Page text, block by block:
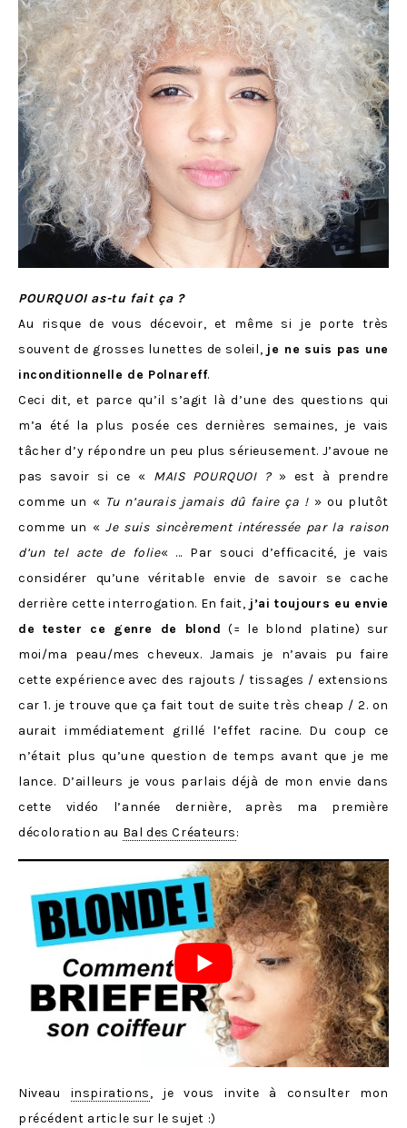
POURQUOI as-tu fait ça ?
Au risque de vous décevoir, et même si je porte très
souvent de grosses lunettes de soleil, je ne suis pas une
inconditionnelle de Polnareff.
Ceci dit, et parce qu’il s’agit là d’une des questions qui
m’a été la plus posée ces dernières semaines, je vais
tâcher d’y répondre un peu plus sérieusement. J’avoue ne
pas savoir si ce « MAIS POURQUOI ?» est à prendre
comme un « Tu n’aurais jamais dû faire ça ! » ou plutôt
comme un «Je suis sincèrement intéressée par la raison
d’un tel acte de folie« … Par souci d’efficacité, je vais
considérer qu’une véritable envie de savoir se cache
derrière cette interrogation. En fait, j’ai toujours eu envie
de tester ce genre de blond (= le blond platine) sur
moi/ma peau/mes cheveux. Jamais je n’avais pu faire
cette expérience avec des rajouts / tissages / extensions
car 1. je trouve que ça fait tout de suite très cheap / 2. on
aurait immédiatement grillé l’effet racine. Du coup ce
n’était plus qu’une question de temps avant que je me
lance. D’ailleurs je vous parlais déjà de mon envie dans
cette vidéo l’année dernière, après ma première
décoloration au Bal des Créateurs:
Niveau inspirations, je vous invite à consulter mon
précédent article sur le sujet :)